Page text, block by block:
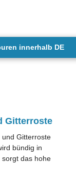
innerhalb DE
Gitterroste
und Gitterroste
bündig in
das hohe